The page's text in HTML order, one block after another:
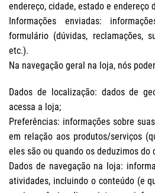
endereço, cidade, estado e endereço
Informações enviadas:
formulário (dúvidas, reclamações,
etc.).
Na navegação geral na loja, nós
Dados de localização: dados de
acessa a loja;
Preferências: informações sobre
em relação aos produtos/serviços
eles são ou quando os deduzimos do
Dados de navegação na loja:
atividades, incluindo o conteúdo (e